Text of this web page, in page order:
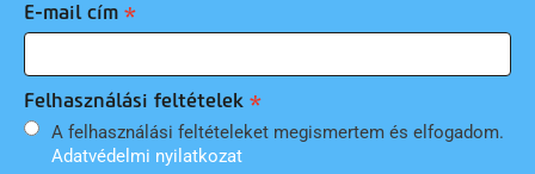
E-mail cím
Felhasználási feltételek
A felhasználási feltételeket megismertem és elfogadom.
Adatvédelmi nyilatkozat